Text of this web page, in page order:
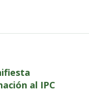
al IPC